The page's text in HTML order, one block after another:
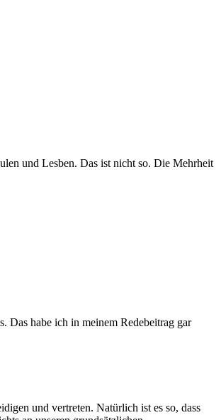
und Lesben. Das ist nicht so. Die Mehrheit
Das habe ich in meinem Redebeitrag gar
und vertreten. Natürlich ist es so, dass